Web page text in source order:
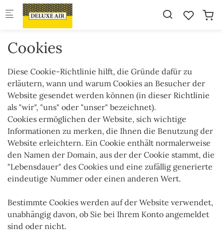
Skip to main content
Cookies
Diese Cookie-Richtlinie hilft, die Gründe dafür zu
erläutern, wann und warum Cookies an Besucher der
Website gesendet werden können (in dieser Richtlinie
als "wir", "uns" oder "unser" bezeichnet).
Cookies ermöglichen der Website, sich wichtige
Informationen zu merken, die Ihnen die Benutzung der
Website erleichtern. Ein Cookie enthält normalerweise
den Namen der Domain, aus der der Cookie stammt, die
"Lebensdauer" des Cookies und eine zufällig generierte
eindeutige Nummer oder einen anderen Wert.
Bestimmte Cookies werden auf der Website verwendet,
unabhängig davon, ob Sie bei Ihrem Konto angemeldet
sind oder nicht.